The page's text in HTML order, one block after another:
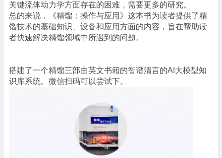
关键流体动力学方面存在的困难，需要更多的研究。
总的来说，《精馏：操作与应用》这本书为读者提供了精
馏技术的基础知识、设备和应用方面的内容，旨在帮助读
者快速解决精馏领域中所遇到的问题。
搭建了一个精馏三部曲英文书籍的智谱清言的AI大模型知
识库系统。微信扫码可以尝试下。